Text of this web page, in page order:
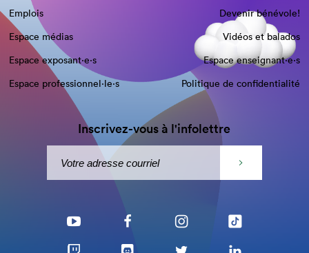
Emplois
Devenir bénévole!
Espace médias
Vidéos et balados
Espace exposant·e⋅s
Espace enseignant·e⋅s
Espace professionnel·le⋅s
Politique de confidentialité
Inscrivez-vous à l'infolettre